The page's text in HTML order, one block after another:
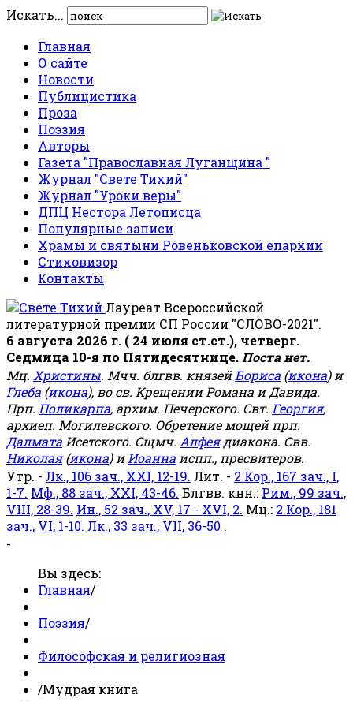
Искать...
Главная
О сайте
Новости
Публицистика
Проза
Поэзия
Авторы
Газета "Православная Луганщина "
Журнал "Свете Тихий"
Журнал "Уроки веры"
ДПЦ Нестора Летописца
Популярные записи
Храмы и святыни Ровеньковской епархии
Стиховизор
Контакты
Лауреат Всероссийской
литературной премии СП России "СЛОВО-2021".
6 августа 2026 г. ( 24 июля ст.ст.), четверг.
Седмица 10-я по Пятидесятнице. Поста нет.
Мц. Христины. Мчч. блгвв. князейБориса (икона) и
Глеба (икона), во св. Крещении Романа и Давида.
Прп. Поликарпа, архим. Печерского. Свт. Георгия,
архиеп. Могилевского. Обретение мощей прп.
Далмата Исетского. Сщмч. Алфеядиакона. Свв.
Николая(икона) иИоанна испп., пресвитеров.
Утр. - Лк., 106 зач., XXI, 12-19. Лит. - 2 Кор., 167 зач., I,
1-7. Мф., 88 зач., XXI, 43-46. Блгвв. кнн.: Рим., 99 зач.,
VIII, 28-39. Ин., 52 зач., XV, 17 - XVI, 2. Мц.: 2 Кор., 181
зач., VI, 1-10. Лк., 33 зач., VII, 36-50 .
-
Вы здесь:
Главная/
Поэзия/
Философская и религиозная
/Мудрая книга